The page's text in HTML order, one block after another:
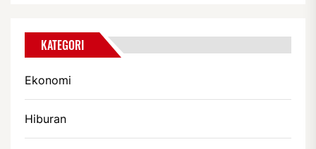
KATEGORI
Ekonomi
Hiburan